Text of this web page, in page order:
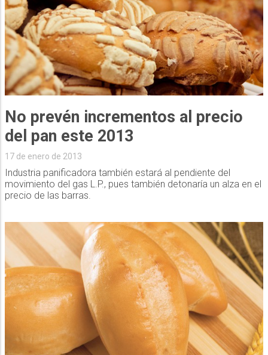
No prevén incrementos al precio
del pan este 2013
17 de enero de 2013
Industria panificadora también estará al pendiente del
movimiento del gas L.P., pues también detonaría un alza en el
precio de las barras.